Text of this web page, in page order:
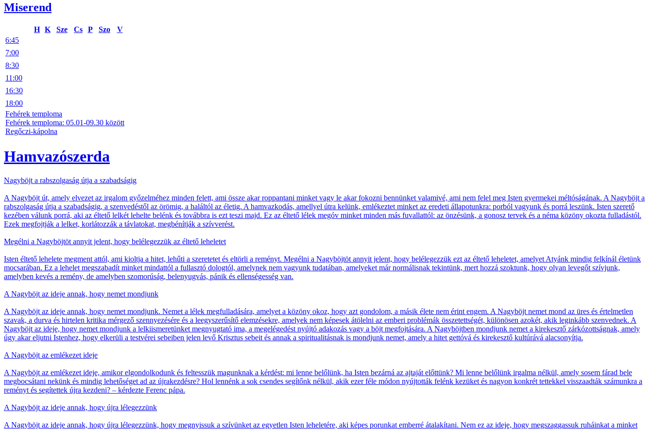
Miserend
H K Sze Cs P Szo
V
6:45
7:00
8:30
11:00
16:30
18:00
Fehérek temploma
Fehérek temploma: 05.01-09.30 között
Regőczi-kápolna
Hamvazószerda
Nagyböjt a rabszolgaság útja a szabadságig
A Nagyböjt út, amely elvezet az irgalom győzelméhez minden felett, ami össze akar roppantani minket vagy le akar fokozni bennünket valamivé, ami nem felel meg Isten gyermekei méltóságának. A Nagyböjt a
rabszolgaság útja a szabadságig, a szenvedéstől az örömig, a haláltól az életig. A hamvazkodás, amellyel útra kelünk, emlékeztet minket az eredeti állapotunkra: porból vagyunk és porrá leszünk. Isten szerető
kezében válunk porrá, aki az éltető lelkét lehelte belénk és továbbra is ezt teszi majd. Ez az éltető lélek megóv minket minden más fuvallattól: az önzésünk, a gonosz tervek és a néma közöny okozta fulladástól.
Ezek megfojtják a lelket, korlátozzák a távlatokat, megbénítják a szívverést.
Megélni a Nagyböjtöt annyit jelent, hogy belélegezzük az éltető leheletet
Isten éltető lehelete megment attól, ami kioltja a hitet, lehűti a szeretetet és eltörli a reményt. Megélni a Nagyböjtöt annyit jelent, hogy belélegezzük ezt az éltető leheletet, amelyet Atyánk mindig felkínál életünk
mocsarában. Ez a lehelet megszabadít minket mindattól a fullasztó dologtól, amelynek nem vagyunk tudatában, amelyeket már normálisnak tekintünk, mert hozzá szoktunk, hogy olyan levegőt szívjunk,
amelyben kevés a remény, de amelyben szomorúság, belenyugvás, pánik és ellenségesség van.
A Nagyböjt az ideje annak, hogy nemet mondjunk
A Nagyböjt az ideje annak, hogy nemet mondjunk. Nemet a lélek megfulladására, amelyet a közöny okoz, hogy azt gondolom, a másik élete nem érint engem. A Nagyböjt nemet mond az üres és értelmetlen
szavak, a durva és hirtelen kritika mérgező szennyezésére és a leegyszerűsítő elemzésekre, amelyek nem képesek átölelni az emberi problémák összetettségét, különösen azokét, akik leginkább szenvednek. A
Nagyböjt az ideje, hogy nemet mondjunk a lelkiismeretünket megnyugtató ima, a megelégedést nyújtó adakozás vagy a böjt megfojtására. A Nagyböjtben mondjunk nemet a kirekesztő zárkózottságnak, amely
úgy akar eljutni Istenhez, hogy elkerüli a testvérei sebeiben jelen levő Krisztus sebeit és annak a spiritualitásnak is mondjunk nemet, amely a hitet gettóvá és kirekesztő kultúrává alacsonyítja.
A Nagyböjt az emlékezet ideje
A Nagyböjt az emlékezet ideje, amikor elgondolkodunk és feltesszük magunknak a kérdést: mi lenne belőlünk, ha Isten bezárná az ajtaját előttünk? Mi lenne belőlünk irgalma nélkül, amely sosem fárad bele
megbocsátani nekünk és mindig lehetőséget ad az újrakezdésre? Hol lennénk a sok csendes segítőnk nélkül, akik ezer féle módon nyújtották felénk kezüket és nagyon konkrét tettekkel visszaadták számunkra a
reményt és segítettek újra kezdeni? – kérdezte Ferenc pápa.
A Nagyböjt az ideje annak, hogy újra lélegezzünk
A Nagyböjt az ideje annak, hogy újra lélegezzünk, hogy megnyissuk a szívünket az egyetlen Isten leheletére, aki képes porunkat emberré átalakítani. Nem ez az ideje, hogy megszaggassuk ruháinkat a minket